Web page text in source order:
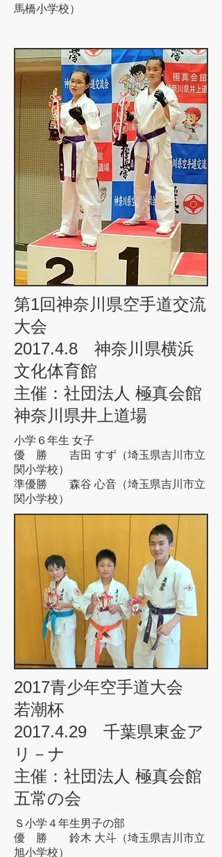
馬橋小学校）
第1回神奈川県空手道交流
大会
2017.4.8 神奈川県横浜
文化体育館
主催：社団法人 極真会館
神奈川県井上道場
小学６年生 女子
優 勝 吉田 すず（埼玉県吉川市立
関小学校）
準優勝 森谷 心音（埼玉県吉川市立
関小学校）
2017青少年空手道大会
若潮杯
2017.4.29 千葉県東金ア
リ－ナ
主催：社団法人 極真会館
五常の会
Ｓ小学４年生男子の部
優 勝 鈴木 大斗（埼玉県吉川市立
旭小学校）